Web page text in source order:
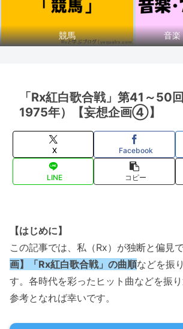
競馬 音楽
「Rx紅白歌合戦」第41～50
1975年）【妄想企画④】
X Facebook
LINE コピー
【はじめに】
この記事では、私（Rx）が独断と偏見
画】「Rx紅白歌合戦」の曲順などを振
す。各時代を彩ったヒット曲などを振
参考となれば幸いです。